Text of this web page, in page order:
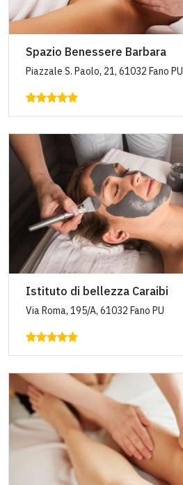
Spazio Benessere Barbara
Piazzale S. Paolo, 21, 61032 Fano PU
Istituto di bellezza Caraibi
Via Roma, 195/A, 61032 Fano PU